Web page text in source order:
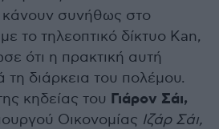
συνήθως στο
το τηλεοπτικό δίκτυο Kan,
ότι η πρακτική αυτή
τη διάρκεια του πολέμου.
κηδείας του Γιάρον Σάι,
Οικονομίας Ιζάρ Σάι,